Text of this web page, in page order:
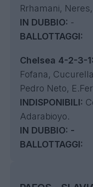
Rrhamani,
IN DUBBIO: -
BALLOTTAGGI:
Chelsea 4-2-3-1:
Fofana,
Pedro Neto,
INDISPONIBILI:
Adarabioyo.
IN DUBBIO: -
BALLOTTAGGI: